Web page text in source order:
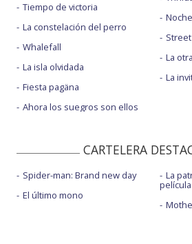
Tiempo de victoria
La constelación del perro
Whalefall
La isla olvidada
Fiesta pagäna
Ahora los suegros son ellos
La
La
CARTELERA
Spider-man: Brand new day
El último mono
La
película